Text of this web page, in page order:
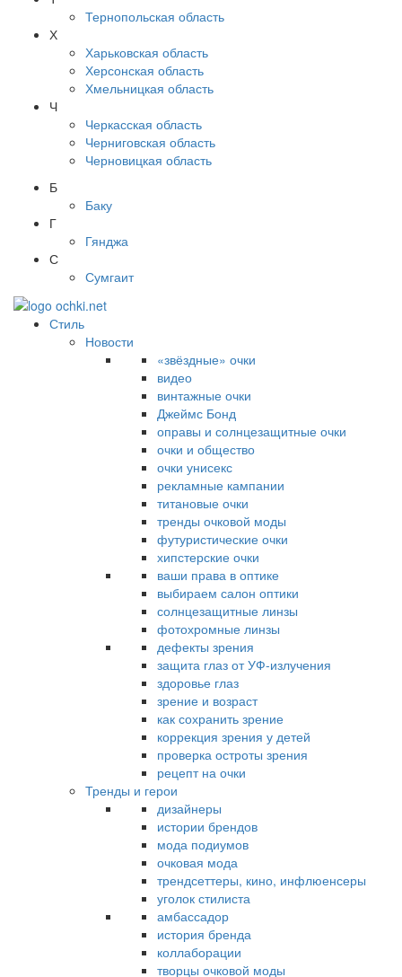
Тернопольская область
Х
Харьковская область
Херсонская область
Хмельницкая область
Ч
Черкасская область
Черниговская область
Черновицкая область
Б
Баку
Г
Гянджа
С
Сумгаит
Стиль
Новости
«звёздные» очки
видео
винтажные очки
Джеймс Бонд
оправы и солнцезащитные очки
очки и общество
очки унисекс
рекламные кампании
титановые очки
тренды очковой моды
футуристические очки
хипстерские очки
ваши права в оптике
выбираем салон оптики
солнцезащитные линзы
фотохромные линзы
дефекты зрения
защита глаз от УФ-излучения
здоровье глаз
зрение и возраст
как сохранить зрение
коррекция зрения у детей
проверка остроты зрения
рецепт на очки
Тренды и герои
дизайнеры
истории брендов
мода подиумов
очковая мода
трендсеттеры, кино, инфлюенсеры
уголок стилиста
амбассадор
история бренда
коллаборации
творцы очковой моды